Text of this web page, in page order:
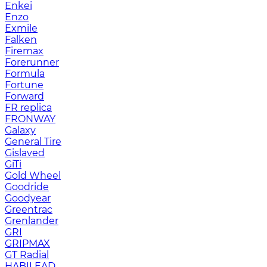
Enkei
Enzo
Exmile
Falken
Firemax
Forerunner
Formula
Fortune
Forward
FR replica
FRONWAY
Galaxy
General Tire
Gislaved
GiTi
Gold Wheel
Goodride
Goodyear
Greentrac
Grenlander
GRI
GRIPMAX
GT Radial